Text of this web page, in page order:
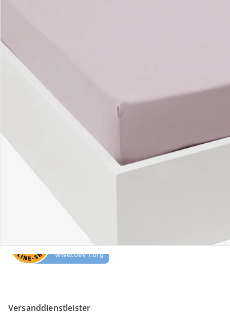
Filialen & Beratung
Unternehmen
Sicher & flexibel bezahlen
Sicher einkaufen
Versanddienstleister